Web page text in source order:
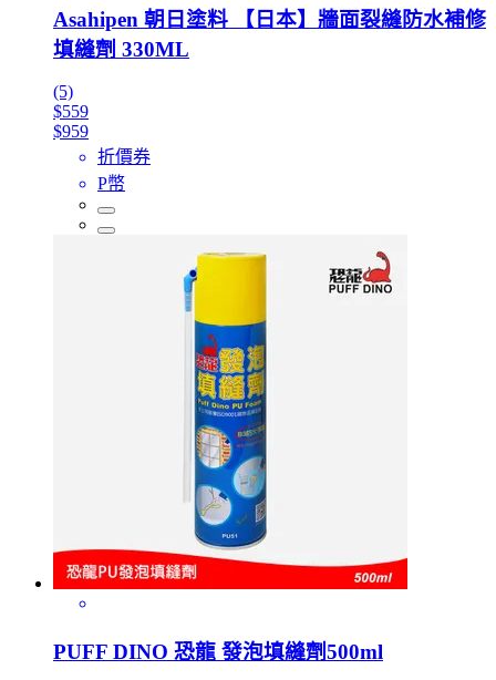
Asahipen 朝日塗料 【日本】牆面裂縫防水補修
填縫劑 330ML
(5)
$559
$959
折價券
P幣
PUFF DINO 恐龍 發泡填縫劑500ml